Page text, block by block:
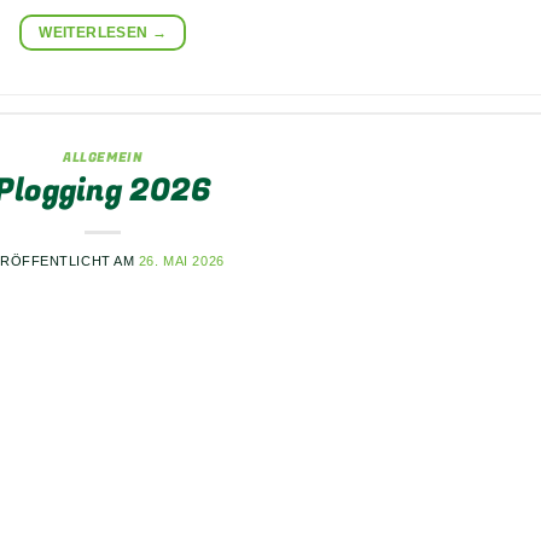
WEITERLESEN →
ALLGEMEIN
2026
AM 26. MAI 2026